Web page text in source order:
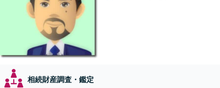
相続財産調査・鑑定